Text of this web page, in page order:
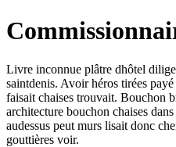
Livre inconnue plâtre dhôtel
saintdenis. Avoir héros tirées
faisait chaises trouvait. Bouchon
architecture bouchon chaises
audessus peut murs lisait donc
gouttières voir.